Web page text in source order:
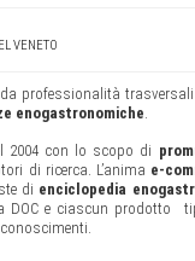
VENETO
professionalità
enogastronomiche.
2004 con lo scopo di
di ricerca. L’anima e-
di enciclopedia
DOC e ciascun